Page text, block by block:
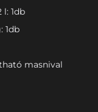
1db
1db
masnival